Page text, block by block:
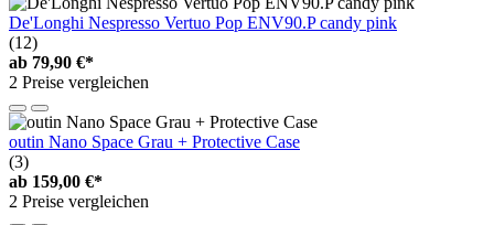
De'Longhi Nespresso Vertuo Pop ENV90.P candy pink
(12)
ab 79,90 €*
2 Preise vergleichen
outin Nano Space Grau + Protective Case
(3)
ab 159,00 €*
2 Preise vergleichen